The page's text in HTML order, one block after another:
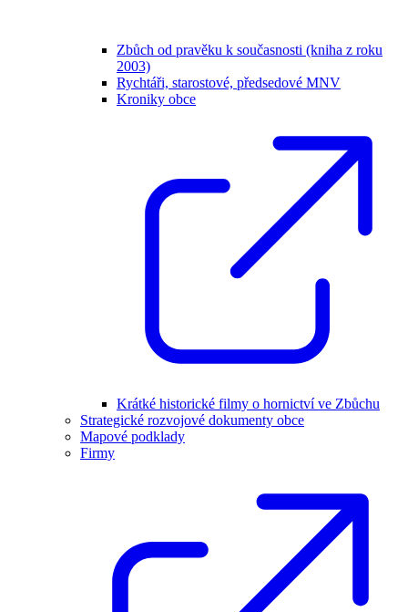
Zbůch od pravěku k současnosti (kniha z roku
2003)
Rychtáři, starostové, předsedové MNV
Kroniky obce
Krátké historické filmy o hornictví ve Zbůchu
Strategické rozvojové dokumenty obce
Mapové podklady
Firmy